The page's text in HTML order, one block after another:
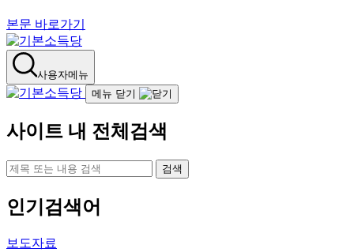
본문 바로가기
사용자메뉴
메뉴 닫기
사이트 내 전체검색
검색
인기검색어
보도자료